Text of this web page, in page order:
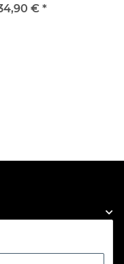
€ *